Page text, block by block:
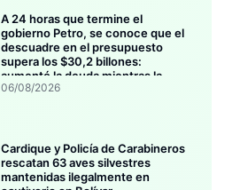
A 24 horas que termine el
gobierno Petro, se conoce que el
descuadre en el presupuesto
supera los $30,2 billones:
aumentó la deuda mientras la
inversión se estanca
06/08/2026
Cardique y Policía de Carabineros
rescatan 63 aves silvestres
mantenidas ilegalmente en